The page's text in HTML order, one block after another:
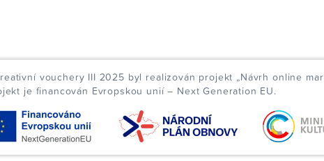
vouchery III 2025 byl realizován projekt „Návrh online
je financován Evropskou unií – Next Generation EU.